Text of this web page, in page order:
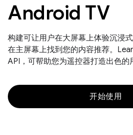
Android TV
构建可让用户在大屏幕上体验沉浸
在主屏幕上找到您的内容推荐。
API，可帮助您为遥控器打造出色的
开始使用